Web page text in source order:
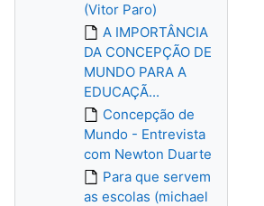
(Vitor Paro)
A IMPORTÂNCIA
DA CONCEPÇÃO DE
MUNDO PARA A
EDUCAÇÃ...
Concepção de
Mundo - Entrevista
com Newton Duarte
Para que servem
as escolas (michael